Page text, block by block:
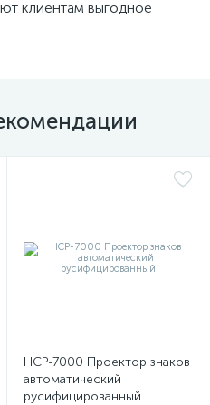
клиентам выгодное
НСР-7000 Проектор знаков
автоматический
русифицированный